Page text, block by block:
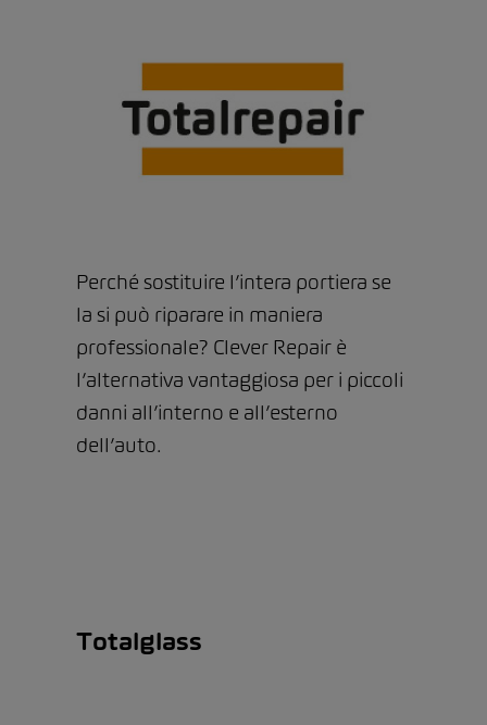
Perché sostituire l’intera portiera se
la si può riparare in maniera
professionale? Clever Repair è
l’alternativa vantaggiosa per i piccoli
danni all’interno e all’esterno
dell’auto.
Totalglass